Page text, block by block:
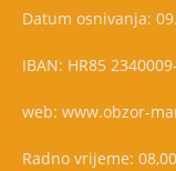
Datum osnivanja:
IBAN: HR85
web: www.obzor-
Radno vrijeme: